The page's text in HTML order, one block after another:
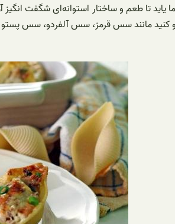
دما یاید تا طعم و ساختار استوانه‌ای
کنید مانند سس قرمز، سس آلفردو، سس